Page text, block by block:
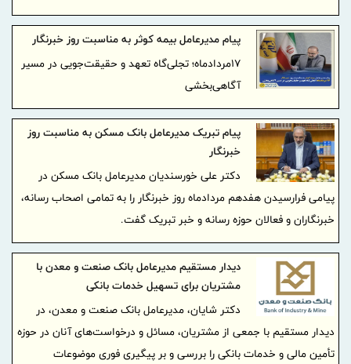
پیام مدیرعامل بیمه کوثر به مناسبت روز خبرنگار
17مردادماه‌؛ تجلی‌گاه تعهد و حقیقت‌جویی در مسیر
آگاهی‌بخشی
پیام تبریک مدیرعامل بانک مسکن به مناسبت روز
خبرنگار
دکتر علی خورسندیان مدیرعامل بانک مسکن در
پیامی فرارسیدن هفدهم مردادماه روز خبرنگار را به تمامی اصحاب رسانه،
خبرنگاران و فعالان حوزه رسانه و خبر تبریک گفت. ‌
دیدار مستقیم مدیرعامل بانک صنعت و معدن با
مشتریان برای تسهیل خدمات بانکی
دکتر شایان، مدیرعامل بانک صنعت و معدن، در
دیدار مستقیم با جمعی از مشتریان، مسائل و درخواست‌های آنان در حوزه
تأمین مالی و خدمات بانکی را بررسی و بر پیگیری فوری موضوعات